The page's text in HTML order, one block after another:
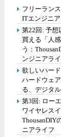
フリーラン
ITエンジニ
第22回: 予想
買える「人
う：
ンジニアラ
欲しいハー
ハードウェ
る、デジタ
第3回: ロー
ワイヤレス
ThousanDIY
ニアライフ